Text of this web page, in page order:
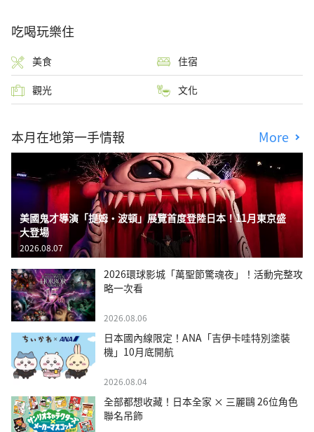
吃喝玩樂住
美食 住宿
觀光 文化
本月在地第一手情報 More
美國鬼才導演「提姆・波頓」展覽首度登陸日本！11月東京盛
大登場
2026.08.07
2026環球影城「萬聖節驚魂夜」！活動完整攻
略一次看
2026.08.06
日本國內線限定！ANA「吉伊卡哇特別塗裝
機」10月底開航
2026.08.04
全部都想收藏！日本全家 × 三麗鷗 26位角色
聯名吊飾